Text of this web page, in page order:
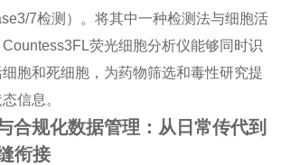
7检测）。将其中一种检测法与细胞活
荧光细胞分析仪能够同时识
胞和死细胞，为药物筛选和毒性研究提
信息。
合规化数据管理：从日常传代到
衔接